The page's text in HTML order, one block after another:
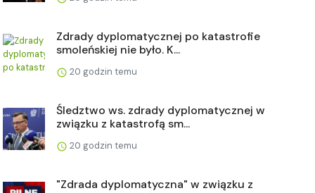
Zdrady dyplomatycznej po katastrofie
smoleńskiej nie było. K...
20 godzin temu
Śledztwo ws. zdrady dyplomatycznej w
związku z katastrofą sm...
20 godzin temu
"Zdrada dyplomatyczna" w związku z